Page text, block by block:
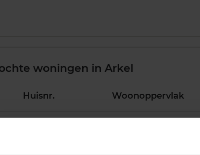
woningen in Arkel
Huisnr. Woonoppervlak